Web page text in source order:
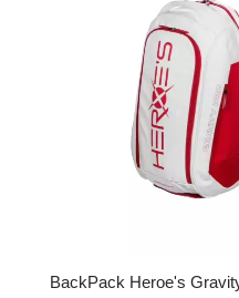
BackPack Heroe's